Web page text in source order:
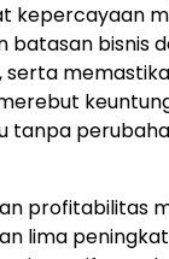
kepercayaan
batasan bisnis
serta
tanpa
profitabilitas
lima